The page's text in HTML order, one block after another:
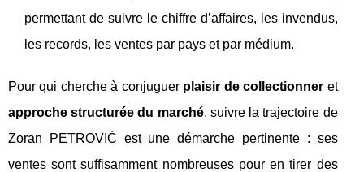
permettant de suivre le chiffre d’affaires, les invendus,
les records, les ventes par pays et par médium.
Pour qui cherche à conjuguer plaisir de collectionner et
approche structurée du marché, suivre la trajectoire de
Zoran PETROVIĆ est une démarche pertinente : ses
ventes sont suffisamment nombreuses pour en tirer des